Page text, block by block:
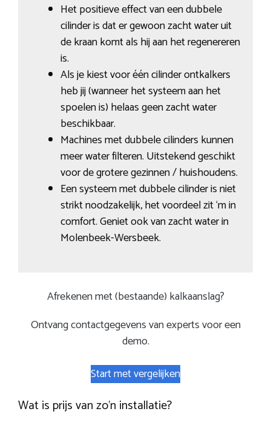
Het positieve effect van een dubbele
cilinder is dat er gewoon zacht water uit
de kraan komt als hij aan het regenereren
is.
Als je kiest voor één cilinder ontkalkers
heb jij (wanneer het systeem aan het
spoelen is) helaas geen zacht water
beschikbaar.
Machines met dubbele cilinders kunnen
meer water filteren. Uitstekend geschikt
voor de grotere gezinnen / huishoudens.
Een systeem met dubbele cilinder is niet
strikt noodzakelijk, het voordeel zit ‘m in
comfort. Geniet ook van zacht water in
Molenbeek-Wersbeek.
Afrekenen met (bestaande) kalkaanslag?
Ontvang contactgegevens van experts voor een
demo.
Start met vergelijken
Wat is prijs van zo’n installatie?